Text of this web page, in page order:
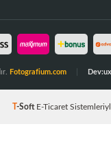
Fotografium.com
T-Soft E-Ticaret